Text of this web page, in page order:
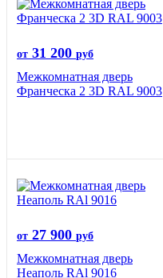
от 31 200 руб
Межкомнатная дверь
Франческа 2 3D RAL 9003
от 27 900 руб
Межкомнатная дверь
Неаполь RAl 9016